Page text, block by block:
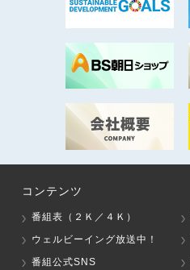
コンテンツ
番組表（２Ｋ／４Ｋ）
ウェルビーイング放送中！
番組公式SNS